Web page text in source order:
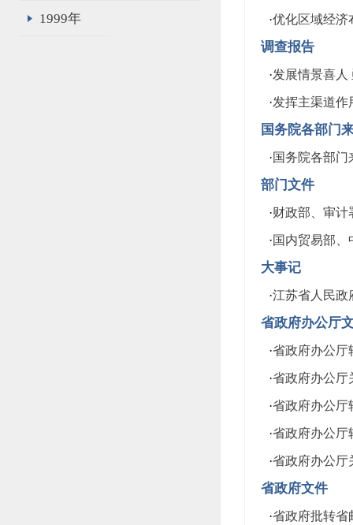
1999年 ·优化区域经济
调查报告
·发展情景喜人
·发挥主渠道作
国务院各部门
·国务院各部门
部门文件
·财政部、审计
·国内贸易部、
大事记
·江苏省人民政
省政府办公厅
·省政府办公厅
·省政府办公厅
·省政府办公厅
·省政府办公厅
·省政府办公厅
省政府文件
·省政府批转省